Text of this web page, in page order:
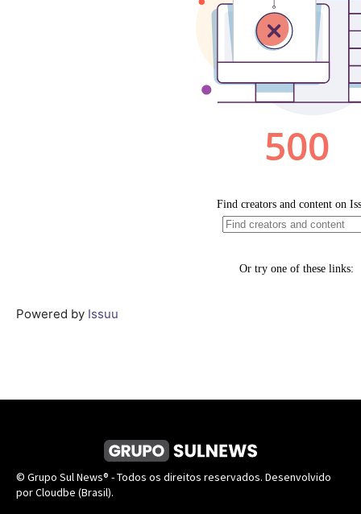
Powered by Issuu
© Grupo Sul News® - Todos os direitos reservados. Desenvolvido
por Cloudbe (Brasil).